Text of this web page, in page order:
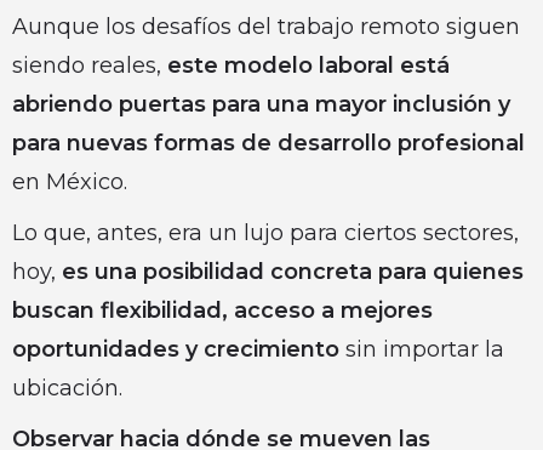
Aunque los desafíos del trabajo remoto siguen
siendo reales, este modelo laboral está
abriendo puertas para una mayor inclusión y
para nuevas formas de desarrollo profesional
en México.
Lo que, antes, era un lujo para ciertos sectores,
hoy, es una posibilidad concreta para quienes
buscan flexibilidad, acceso a mejores
oportunidades y crecimiento sin importar la
ubicación.
Observar hacia dónde se mueven las